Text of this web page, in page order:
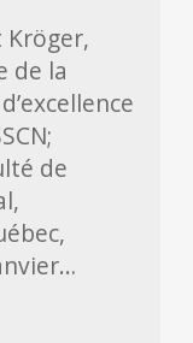
Kröger,
de la
de